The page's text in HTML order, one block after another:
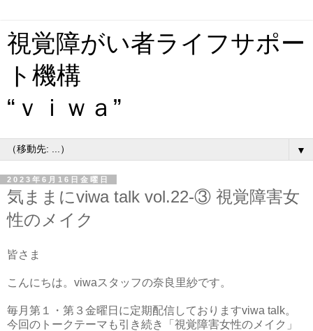
視覚障がい者ライフサポー
ト機構
“ｖｉｗａ”
▼
2023年6月16日金曜日
気ままにviwa talk vol.22-③ 視覚障害女
性のメイク
皆さま
こんにちは。viwaスタッフの奈良里紗です。
毎月第１・第３金曜日に定期配信しておりますviwa talk。
今回のトークテーマも引き続き「視覚障害女性のメイク」